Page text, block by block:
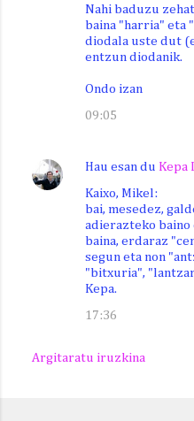
Nahi baduzu
baina "harria" eta
diodala uste dut
entzun diodanik.
Ondo izan
09:05
Hau esan du Kepa
Kaixo, Mikel:
bai, mesedez,
adierazteko baino
baina, erdaraz
segun eta non
"bitxuria",
Kepa.
17:36
Argitaratu iruzkina